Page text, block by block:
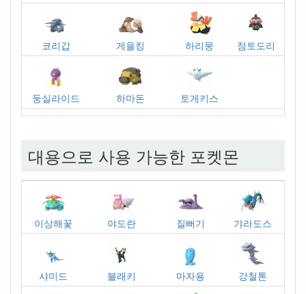
코리갑 게을킹 하리뭉 점토도리
둥실라이드 하마돈 토게키스
대용으로 사용 가능한 포켓몬
이상해꽃 야도란 질뻐기 갸라도스
샤미드 블래키 마자용 강철톤